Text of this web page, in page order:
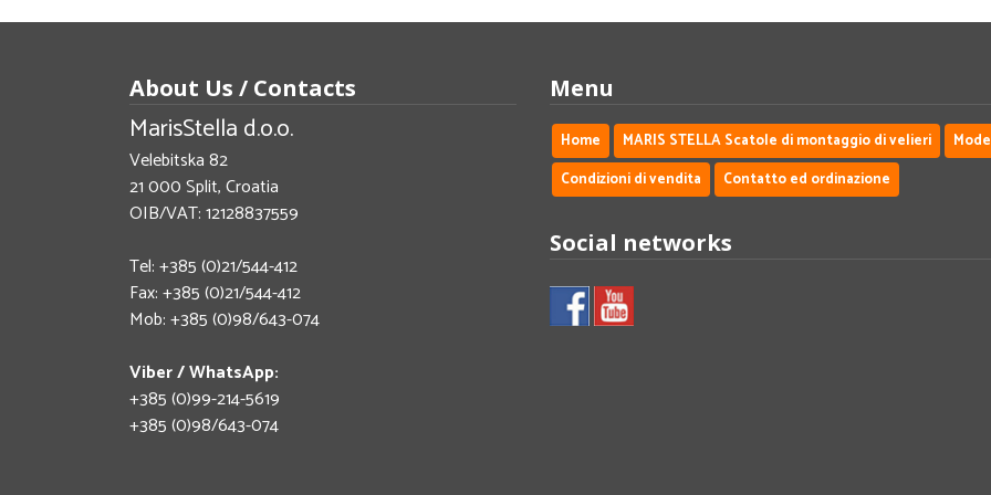
About Us / Contacts
MarisStella d.o.o.
Velebitska 82
21 000 Split, Croatia
OIB/VAT: 12128837559
Tel: +385 (0)21/544-412
Fax: +385 (0)21/544-412
Mob: +385 (0)98/643-074
Viber / WhatsApp:
+385 (0)99-214-5619
+385 (0)98/643-074
Menu
Home MARIS STELLA Scatole di montaggio di velieri
Condizioni di vendita
Contatto ed ordinazione
Social networks